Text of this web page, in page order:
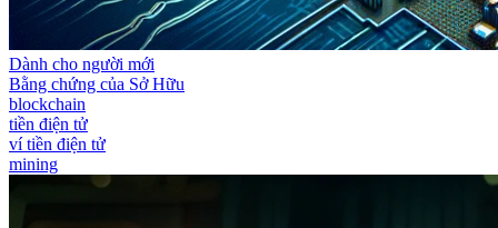
Dành cho người mới
Bằng chứng của Sở Hữu
blockchain
tiền điện tử
ví tiền điện tử
mining